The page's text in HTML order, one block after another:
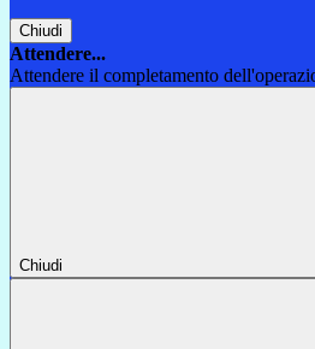
Chiudi
Attendere...
Attendere il completamento
Chiudi